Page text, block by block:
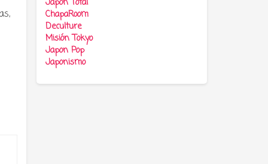
Japón Total
ChapaRoom
Deculture
Misión Tokyo
Japon Pop
Japonismo